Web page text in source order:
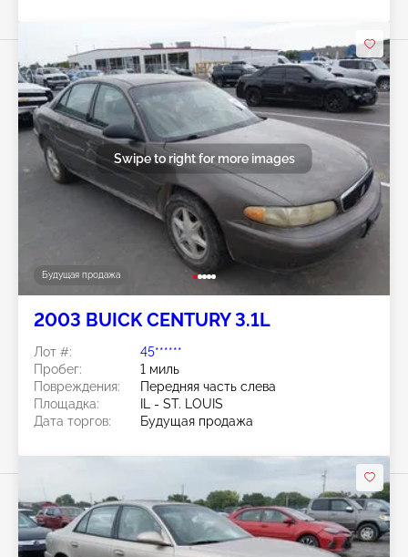
Будущая продажа
Swipe to right for more images
2003 BUICK CENTURY 3.1L
Лот #:
45******
Пробег:
1 миль
Повреждения:
Передняя часть слева
Площадка:
IL - ST. LOUIS
Дата торгов:
Будущая продажа